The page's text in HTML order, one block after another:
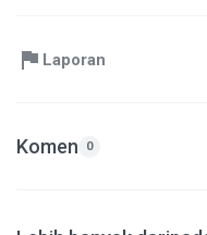
Laporan
Komen 0